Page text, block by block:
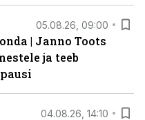
05.08.26, 09:00
| Janno Toots
ja teeb
04.08.26, 14:10